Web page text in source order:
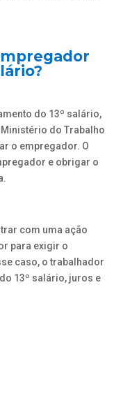
do 13º salário,
do Trabalho
o empregador. O
e obrigar o
com uma ação
para exigir o
caso, o trabalhador
13º salário, juros e